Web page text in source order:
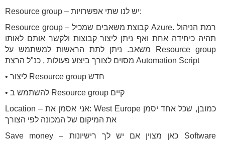
Resource group – יש לנו שתי אפשרויות:
Resource group – קבוצת משאבים שמכיל Azure. רמת הניהול
תהיה כיחידה אחת ואף ניתן ליצור קבוצות ולקשר אותם לאותו
משאב. ניתן לתת הראשות למשתמש על Resource group
מסוים לצורך ביצוע פעולות , כנ"ל הרצת Automation Script
• ליצור Resource group חדש
• להשתמש ב Resource group קיים
Location – אני אסמן את: West Europe כמובן, שכל אחד יסמן
את המיקום של המכונה לפי הצורך
Save money – כאן מצוין אם יש לך רישיונות Software